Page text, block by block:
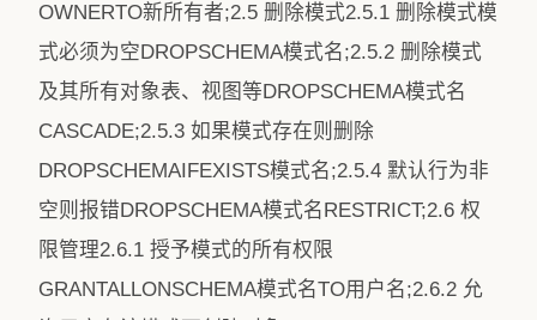
OWNERTO新所有者;2.5 删除模式2.5.1 删除模式模
式必须为空DROPSCHEMA模式名;2.5.2 删除模式
及其所有对象表、视图等DROPSCHEMA模式名
CASCADE;2.5.3 如果模式存在则删除
DROPSCHEMAIFEXISTS模式名;2.5.4 默认行为非
空则报错DROPSCHEMA模式名RESTRICT;2.6 权
限管理2.6.1 授予模式的所有权限
GRANTALLONSCHEMA模式名TO用户名;2.6.2 允